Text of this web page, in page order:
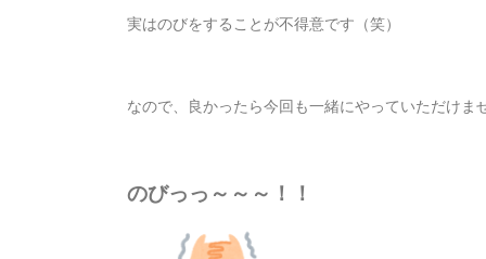
実はのびをすることが不得意です（笑）
なので、良かったら今回も一緒にやっていただけま
のびっっ～～～！！